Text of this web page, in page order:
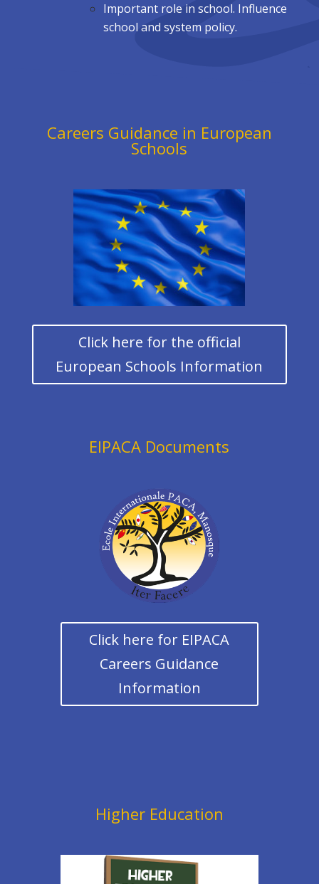
Important role in school. Influence
school and system policy.
Careers Guidance in European
Schools
Click here for the official
European Schools Information
EIPACA Documents
Click here for EIPACA
Careers Guidance
Information
Higher Education